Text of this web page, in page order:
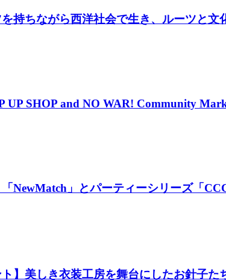
持ちながら西洋社会で生き、ルーツと文
UP SHOP and NO WAR! Community
NewMatch」とパーティーシリーズ「
ト】美しき衣装工房を舞台にしたお針子